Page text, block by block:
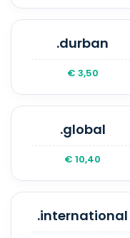
.durban
€ 3,50
.global
€ 10,40
.international